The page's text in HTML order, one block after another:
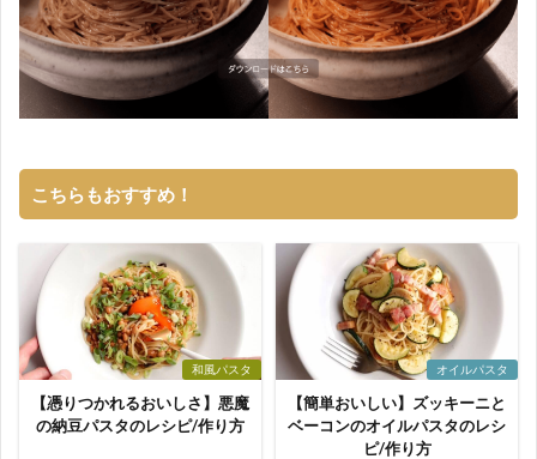
こちらもおすすめ！
和風パスタ
【憑りつかれるおいしさ】悪魔
の納豆パスタのレシピ/作り方
オイルパスタ
【簡単おいしい】ズッキーニと
ベーコンのオイルパスタのレシ
ピ/作り方